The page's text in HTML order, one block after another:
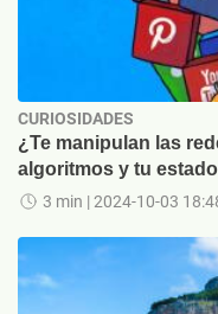
CURIOSIDADES
¿Te manipulan las
algoritmos y tu
3 min | 2024-10-03